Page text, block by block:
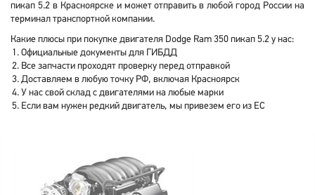
пикап 5.2 в Красноярске и может отправить в любой город России на
терминал транспортной компании.
Какие плюсы при покупке двигателя Dodge Ram 350 пикап 5.2 у нас:
Официальные документы для ГИБДД
Все запчасти проходят проверку перед отправкой
Доставляем в любую точку РФ, включая Красноярск
У нас свой склад с двигателями на любые марки
Если вам нужен редкий двигатель, мы привезем его из ЕС